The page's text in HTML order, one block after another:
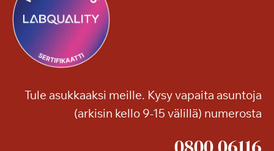
Tule asukkaaksi meille. Kysy vapaita asuntoja
(arkisin kello 9-15 välillä) numerosta